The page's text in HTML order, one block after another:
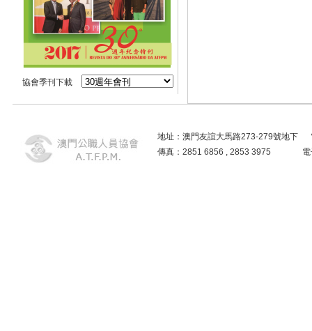
協會季刊下載
地址：澳門友誼大馬路273-279號地下
傳真：2851 6856 , 2853 3975 電